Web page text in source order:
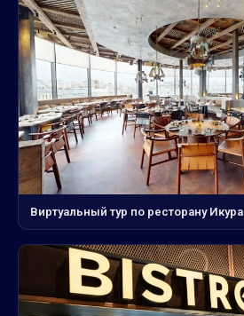
Виртуальный тур по ресторану Икура